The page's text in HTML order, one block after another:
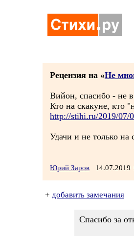
Рецензия на «Не
Вийон, спасибо - не
Кто на скакуне, кто
http://stihi.ru/2019/07/
Удачи и не только на
Юрий Заров 14.07.2019
+ добавить замечания
Спасибо за